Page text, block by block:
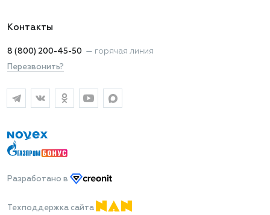
Контакты
8 (800) 200-45-50 — горячая линия
Перезвонить?
Разработано в
Техподдержка сайта